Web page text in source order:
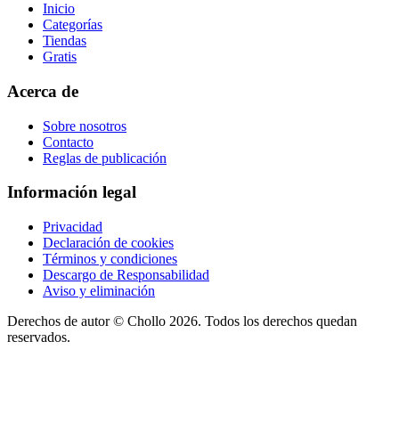
Inicio
Categorías
Tiendas
Gratis
Acerca de
Sobre nosotros
Contacto
Reglas de publicación
Información legal
Privacidad
Declaración de cookies
Términos y condiciones
Descargo de Responsabilidad
Aviso y eliminación
Derechos de autor © Chollo 2026. Todos los derechos quedan
reservados.